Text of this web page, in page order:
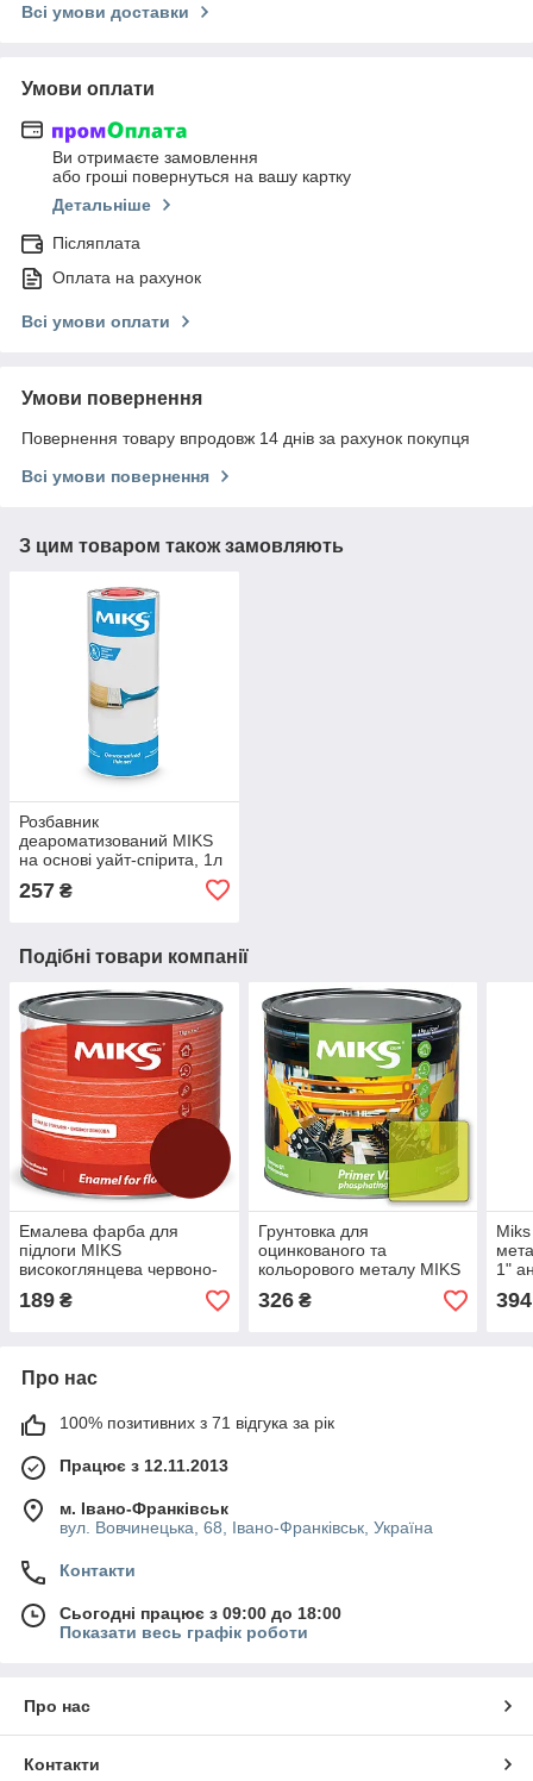
Всі умови доставки
Умови оплати
Ви отримаєте замовлення
або гроші повернуться на вашу картку
Детальніше
Післяплата
Оплата на рахунок
Всі умови оплати
Умови повернення
Повернення товару впродовж 14 днів за рахунок покупця
Всі умови повернення
З цим товаром також замовляють
Розбавник
деароматизований MIKS
на основі уайт-спірита, 1л
257 ₴
Подібні товари компанії
Емалева фарба для
підлоги MIKS
високоглянцева червоно-
коричнева 0,9кг
189 ₴
Грунтовка для
оцинкованого та
кольорового металу MIKS
Primer VL фосфатувальна
жовто-зелена 0,8кг
326₴
1"
394
Про нас
100% позитивних з 71 відгука за рік
Працює з 12.11.2013
м. Івано-Франківськ
вул. Вовчинецька, 68, Івано-Франківськ, Україна
Контакти
Сьогодні працює з 09:00 до 18:00
Показати весь графік роботи
Про нас
Контакти